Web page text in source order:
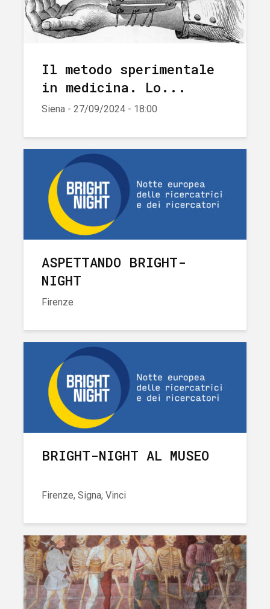
Il metodo sperimentale
in medicina. Lo...
Siena - 27/09/2024 - 18:00
ASPETTANDO BRIGHT-
NIGHT
Firenze
BRIGHT-NIGHT AL MUSEO
Firenze, Signa, Vinci